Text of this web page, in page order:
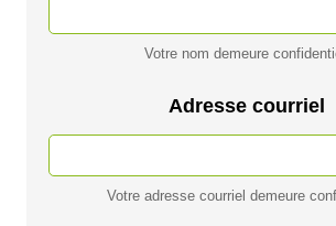
Votre nom demeure
Adresse courriel
Votre adresse courriel demeure